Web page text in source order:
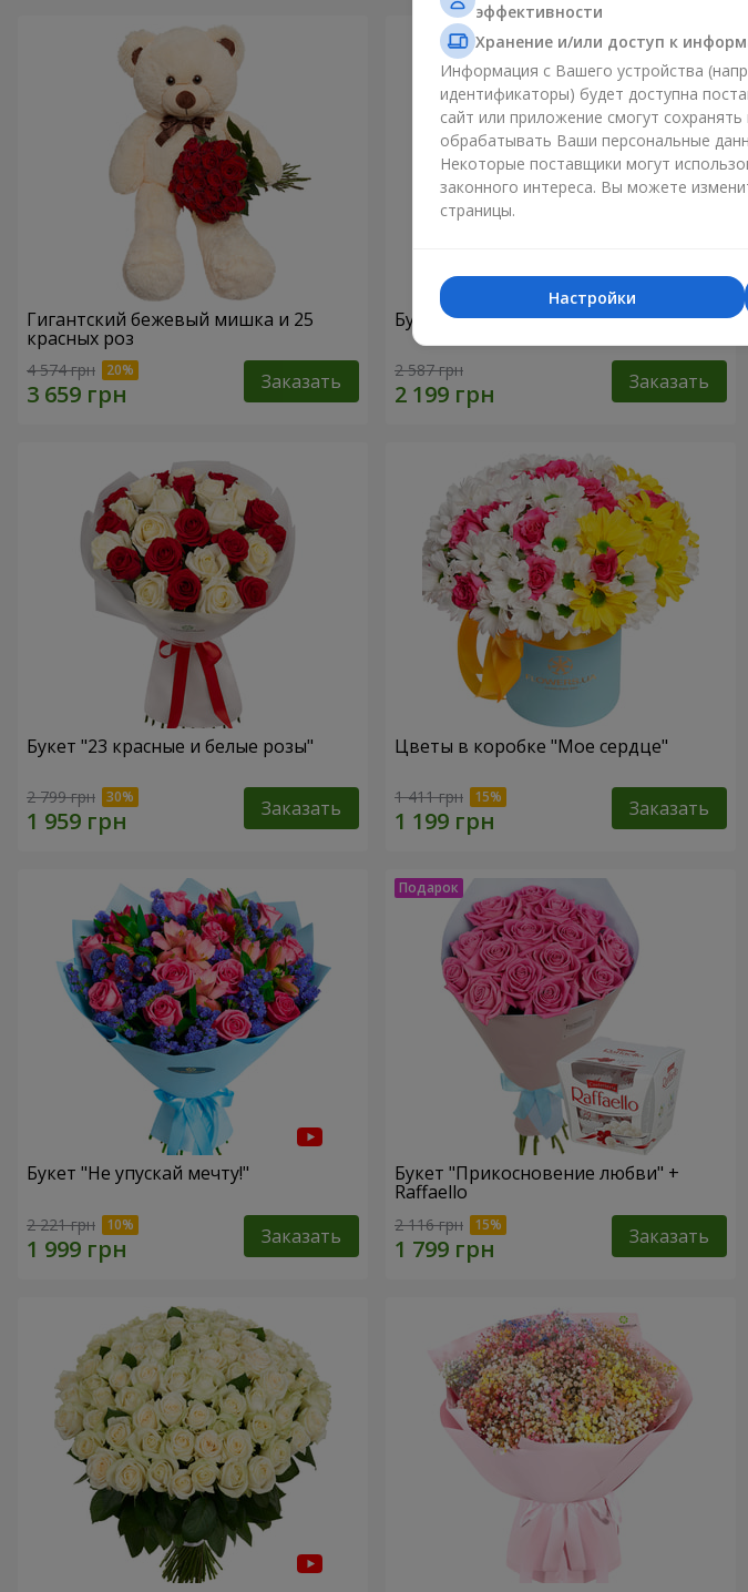
Гигантский бежевый мишка и 25
красных роз
4 574 грн Заказать
Букет из 21 кремовой розы
2 587 грн Заказать
Букет "23 красные и белые розы"
2 799 грн Заказать
Цветы в коробке "Мое сердце"
1 411 грн Заказать
Букет "Не упускай мечту!"
2 221 грн Заказать
Букет "Прикосновение любви" +
Raffaello
2 116 грн Заказать
эффективности
Хранение и/или доступ к
Информация с Вашего устройства
идентификаторы) будет доступна
сайт или приложение смогут
обрабатывать Ваши персональные
Некоторые поставщики могут
законного интереса. Вы можете
страницы.
Настройки